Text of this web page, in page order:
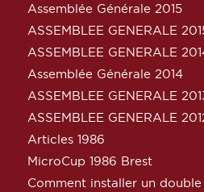
Assemblée Générale 2015
ASSEMBLEE GENERALE
ASSEMBLEE GENERALE
Assemblée Générale 2014
ASSEMBLEE GENERALE
ASSEMBLEE GENERALE
Articles 1986
MicroCup 1986 Brest
Comment installer un